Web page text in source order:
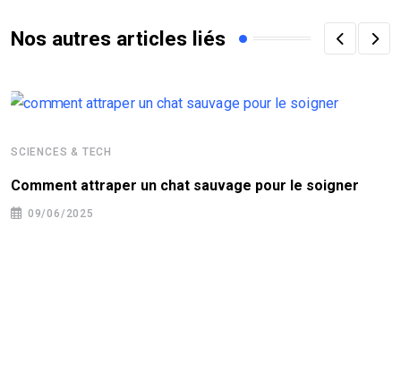
Nos autres articles liés
SCIENCES & TECH
Comment attraper un chat sauvage pour le soigner
09/06/2025